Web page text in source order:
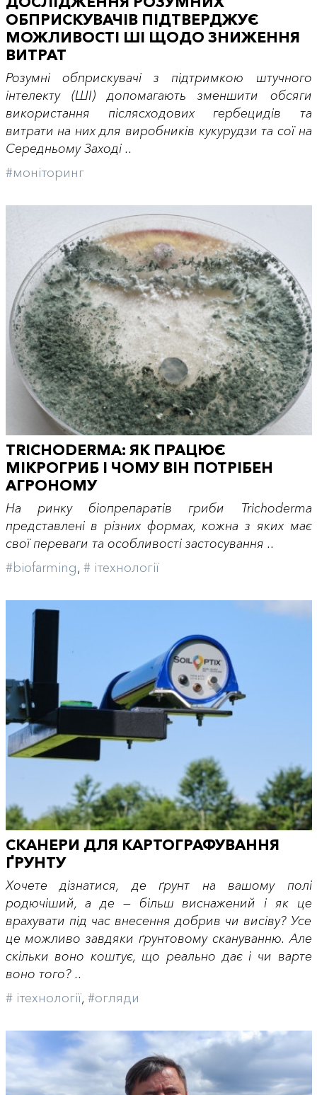
ОБПРИСКУВАЧІВ ПІДТВЕРДЖУЄ
МОЖЛИВОСТІ ШІ ЩОДО ЗНИЖЕННЯ
ВИТРАТ
Розумні обприскувачі з підтримкою штучного
інтелекту (ШІ) допомагають зменшити обсяги
використання післясходових гербецидів та
витрати на них для виробників кукурудзи та сої на
Середньому Заході ..
#моніторинг
TRICHODERMA: ЯК ПРАЦЮЄ
МІКРОГРИБ І ЧОМУ ВІН ПОТРІБЕН
АГРОНОМУ
На ринку біопрепаратів гриби Trichoderma
представлені в різних формах, кожна з яких має
свої переваги та особливості застосування ..
#biofarming, # iтехнології
СКАНЕРИ ДЛЯ КАРТОГРАФУВАННЯ
ҐРУНТУ
Хочете дізнатися, де ґрунт на вашому полі
родючіший, а де — більш виснажений і як це
врахувати під час внесення добрив чи висіву? Усе
це можливо завдяки ґрунтовому скануванню. Але
скільки воно коштує, що реально дає і чи варте
воно того? ..
# iтехнології, #огляди